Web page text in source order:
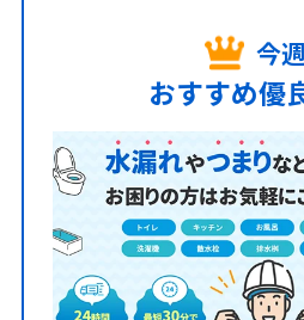
今
おすすめ優